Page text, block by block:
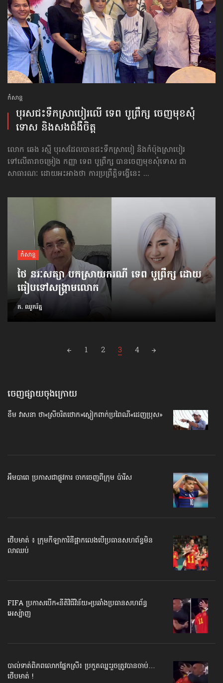
កំសាន្ដ
បុរស​ជះ​ទឹកស្រាបៀរ​លើ ទេព បូព្រឹក្ស ចេញ​មុខ​សុំ
ទោស និងសងជំងឺចិត្ត
លោក ឆេង រស្មី បុរសដែល​បាន​ជះទឹក​ស្រា​បៀ និងកំប៉ុងស្រាបៀរ
ទៅ​លើតារាចម្រៀង ក​ញ្ញា ទេព បូ​ព្រឹក្ស បាន​ចេញមុខ​សុំទោស ​ជា​
សាធារណៈ ដោយ​អះអាងថា ការប្រព្រឹត្តិទង្វើនេះ ...
កំសាន្ដ
ថៃ នរៈសត្យា បកស្រាយ​ករណី​ ទេព បូព្រឹក្ស ដោយ​
ធៀប​ទៅ​សង្គ្រាមលោក
ក. ឈូករ័ត្ន
1 2 3 4
ចេញផ្សាយចុងក្រោយ
ខឹម វាសនា ថា«ស្រីចរិតថោក»​ស្លៀកពាក់ប្រពៃណី​«ដេញប្រុស»
អឹមបាពេ ប្រកាសជាផ្លូវការ ចាកចេញពីក្រុម ប៉ារីស
ថើបមាត់ ៖ ក្រុមកីឡាការិនី​ផ្អាកលេង​​បើប្រធានសហព័ន្ធ​មិន
លាឈប់
FIFA ប្រកាសបើក​«នីតិវិធីវិន័យ»​ប្រឆាំងប្រធានសហព័ន្ធ​
អេស្ប៉ាញ
បាល់ទាត់​ពិភពលោក​ផ្នែកស្រី៖ ប្រកួតឈ្នះរួច​ត្រូវបានចាប់…
ថើបមាត់ !